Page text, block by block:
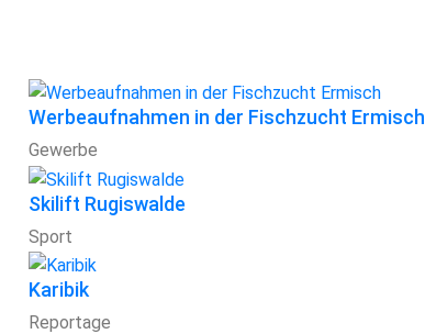
Werbeaufnahmen in der Fischzucht Ermisch
Gewerbe
Skilift Rugiswalde
Sport
Karibik
Reportage